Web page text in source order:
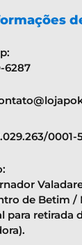
6287
0001-
de Betim /
para retirada